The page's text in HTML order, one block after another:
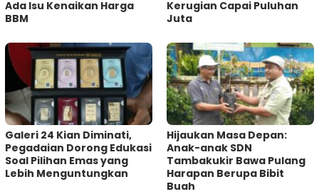
Ada Isu Kenaikan Harga
BBM
Kerugian Capai Puluhan
Juta
Galeri 24 Kian Diminati,
Pegadaian Dorong Edukasi
Soal Pilihan Emas yang
Lebih Menguntungkan
Hijaukan Masa Depan:
Anak-anak SDN
Tambakukir Bawa Pulang
Harapan Berupa Bibit
Buah